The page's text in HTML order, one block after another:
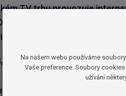
TV trhu provozuje
které budou od 1.
se zaměříme na odborné
dalším období bychom
Na našem webu používáme
Vaše preference. Soubory
užívání